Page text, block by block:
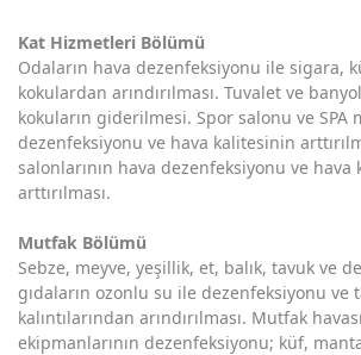
Kat Hizmetleri Bölümü
Odaların hava dezenfeksiyonu ile sigara,
kokulardan arındırılması. Tuvalet ve
kokuların giderilmesi. Spor salonu ve SPA
dezenfeksiyonu ve hava kalitesinin
salonlarının hava dezenfeksiyonu ve hava
arttırılması.
Mutfak Bölümü
Sebze, meyve, yeşillik, et, balık, tavuk ve
gıdaların ozonlu su ile dezenfeksiyonu ve
kalıntılarından arındırılması. Mutfak
ekipmanlarının dezenfeksiyonu; küf,